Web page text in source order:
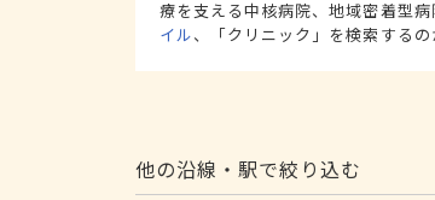
療を支える中核病院、地域密着型病
イル、「クリニック」を検索するの
他の沿線・駅で絞り込む